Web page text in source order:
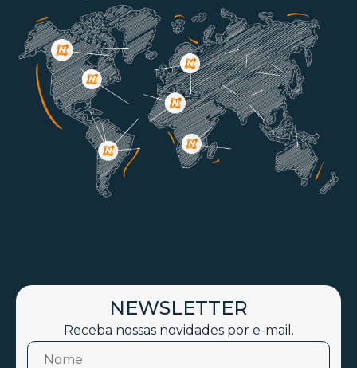
NEWSLETTER
Receba nossas novidades por e-mail.